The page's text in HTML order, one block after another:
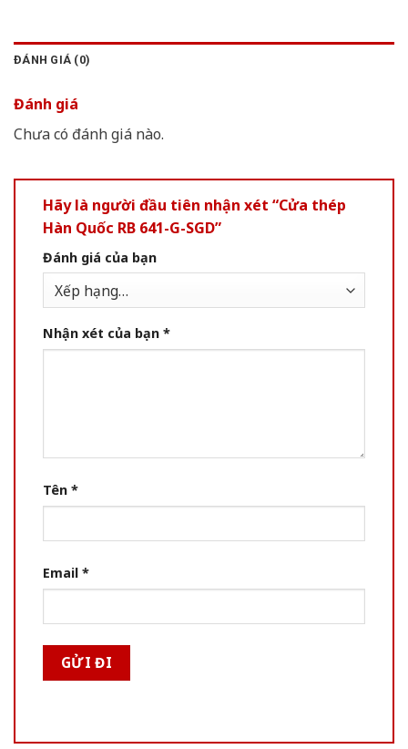
ĐÁNH GIÁ (0)
Đánh giá
Chưa có đánh giá nào.
Hãy là người đầu tiên nhận xét “Cửa thép
Hàn Quốc RB 641-G-SGD”
Đánh giá của bạn
Nhận xét của bạn *
Tên *
Email *